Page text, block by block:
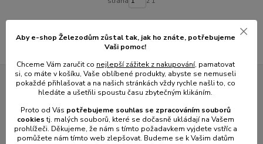
Novinky z našeho blogu
Aby e-shop Železodům zůstal tak, jak ho znáte, potřebujeme
Vaši pomoc!
Chceme Vám zaručit co nejlepší zážitek z nakupování, pamatovat
si, co máte v košíku, Vaše oblíbené produkty, abyste se nemuseli
pokaždé přihlašovat a na našich stránkách vždy rychle našli to, co
hledáte a ušetřili spoustu času zbytečným klikáním.
Proto od Vás potřebujeme souhlas se zpracováním souborů
cookiestj. malých souborů, které se dočasně ukládají na Vašem
prohlížeči. Děkujeme, že nám s tímto požadavkem vyjdete vstříc a
pomůžete nám tímto web zlepšovat. Budeme se k Vašim datům